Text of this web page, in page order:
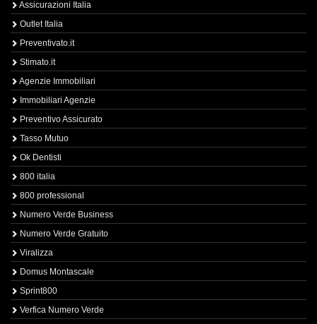
Assicurazioni Italia
Outlet Italia
Preventivato.it
Stimato.it
Agenzie Immobiliari
Immobiliari Agenzie
Preventivo Assicurato
Tasso Mutuo
Ok Dentisti
800 italia
800 professional
Numero Verde Business
Numero Verde Gratuito
Viralizza
Domus Montascale
Sprint800
Verfica Numero Verde